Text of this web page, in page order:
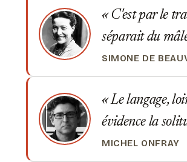
C'est par le
séparait du
SIMONE DE
Le langage,
évidence la
MICHEL ONFRAY